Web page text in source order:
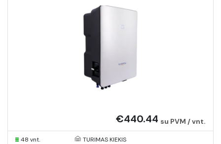
€440.44 su PVM / vnt.
48 vnt.
TURIMAS KIEKIS